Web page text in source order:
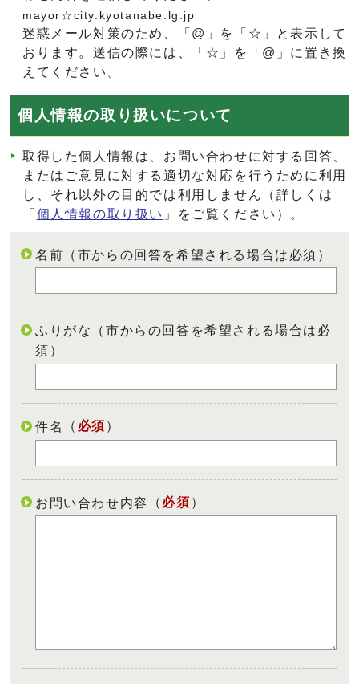
mayor☆city.kyotanabe.lg.jp
迷惑メール対策のため、「@」を「☆」と表示して
おります。送信の際には、「☆」を「@」に置き換
えてください。
個人情報の取り扱いについて
取得した個人情報は、お問い合わせに対する回答、
またはご意見に対する適切な対応を行うために利用
し、それ以外の目的では利用しません（詳しくは
「 個人情報の取り扱い 」をご覧ください）。
名前（市からの回答を希望される場合は必須）
ふりがな（市からの回答を希望される場合は必
須）
件名 （ 必須 ）
お問い合わせ内容 （ 必須 ）